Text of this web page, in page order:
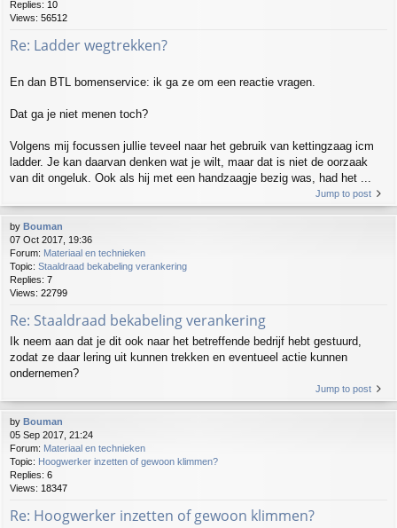
Replies: 10
Views: 56512
Re: Ladder wegtrekken?
En dan BTL bomenservice: ik ga ze om een reactie vragen.
Dat ga je niet menen toch?
Volgens mij focussen jullie teveel naar het gebruik van kettingzaag icm
ladder. Je kan daarvan denken wat je wilt, maar dat is niet de oorzaak
van dit ongeluk. Ook als hij met een handzaagje bezig was, had het ...
Jump to post
by Bouman
07 Oct 2017, 19:36
Forum: Materiaal en technieken
Topic: Staaldraad bekabeling verankering
Replies: 7
Views: 22799
Re: Staaldraad bekabeling verankering
Ik neem aan dat je dit ook naar het betreffende bedrijf hebt gestuurd,
zodat ze daar lering uit kunnen trekken en eventueel actie kunnen
ondernemen?
Jump to post
by Bouman
05 Sep 2017, 21:24
Forum: Materiaal en technieken
Topic: Hoogwerker inzetten of gewoon klimmen?
Replies: 6
Views: 18347
Re: Hoogwerker inzetten of gewoon klimmen?